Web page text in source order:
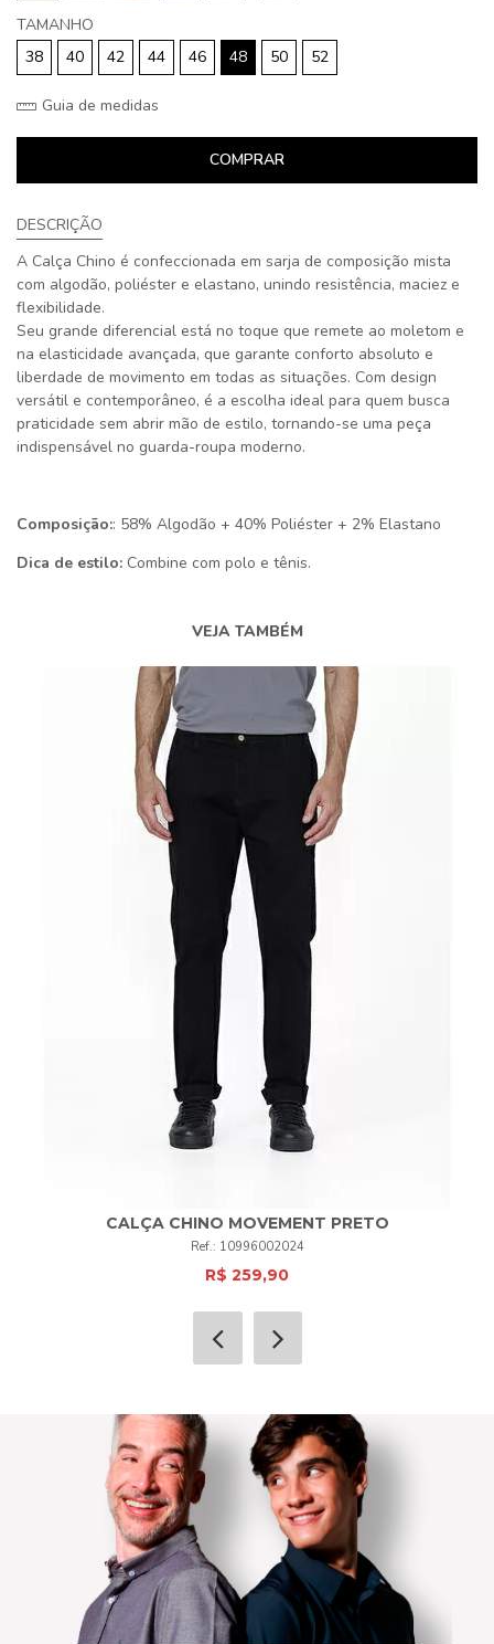
TAMANHO
38
40 42 44 46 48 50 52
Guia de medidas
COMPRAR
DESCRIÇÃO
A Calça Chino é confeccionada em sarja de composição mista
com algodão, poliéster e elastano, unindo resistência, maciez e
flexibilidade.
Seu grande diferencial está no toque que remete ao moletom e
na elasticidade avançada, que garante conforto absoluto e
liberdade de movimento em todas as situações. Com design
versátil e contemporâneo, é a escolha ideal para quem busca
praticidade sem abrir mão de estilo, tornando-se uma peça
indispensável no guarda-roupa moderno.
Composição:: 58% Algodão + 40% Poliéster + 2% Elastano
Dica de estilo: Combine com polo e tênis.
VEJA TAMBÉM
CALÇA CHINO MOVEMENT PRETO
10996002024
R$ 259,90